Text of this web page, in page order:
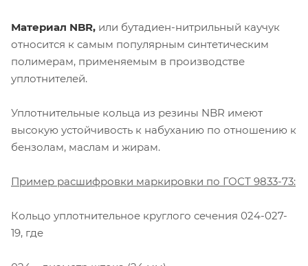
Материал NBR, или бутадиен-нитрильный каучук
относится к самым популярным синтетическим
полимерам, применяемым в производстве
уплотнителей.
Уплотнительные кольца из резины NBR имеют
высокую устойчивость к набуханию по отношению к
бензолам, маслам и жирам.
Пример расшифровки маркировки по ГОСТ 9833-73:
Кольцо уплотнительное круглого сечения 024-027-
19, где